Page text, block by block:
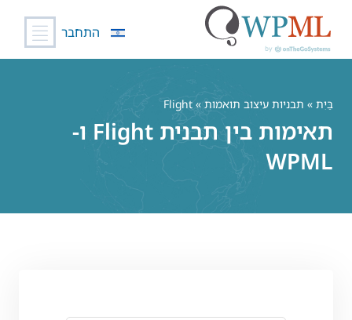
התחבר
בַּיִת » תבניות עיצוב תואמות » Flight
תאימות בין תבנית Flight ו-
WPML